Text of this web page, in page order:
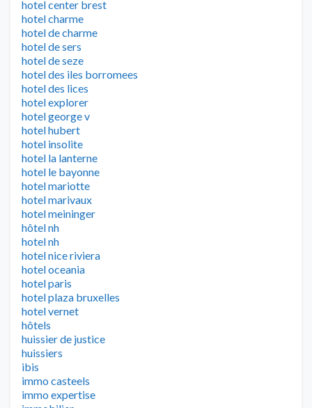
hotel center brest
hotel charme
hotel de charme
hotel de sers
hotel de seze
hotel des iles borromees
hotel des lices
hotel explorer
hotel george v
hotel hubert
hotel insolite
hotel la lanterne
hotel le bayonne
hotel mariotte
hotel marivaux
hotel meininger
hôtel nh
hotel nh
hotel nice riviera
hotel oceania
hotel paris
hotel plaza bruxelles
hotel vernet
hôtels
huissier de justice
huissiers
ibis
immo casteels
immo expertise